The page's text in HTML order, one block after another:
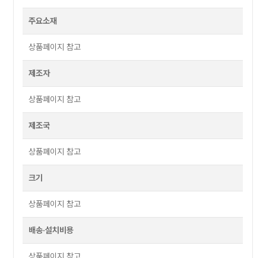
주요소재
상품페이지 참고
제조자
상품페이지 참고
제조국
상품페이지 참고
크기
상품페이지 참고
배송·설치비용